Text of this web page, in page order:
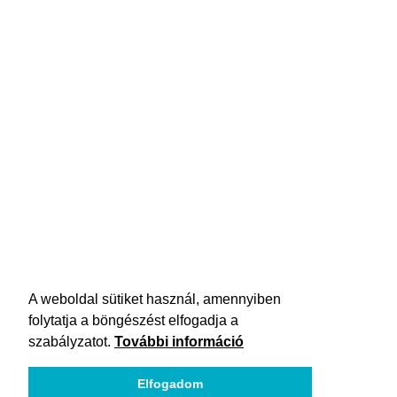
A weboldal sütiket használ, amennyiben
folytatja a böngészést elfogadja a
szabályzatot. További információ
Elfogadom